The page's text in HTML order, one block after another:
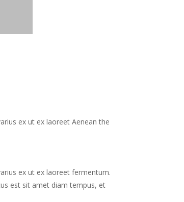
ex ut ex laoreet Aenean the
ex ut ex laoreet fermentum.
est sit amet diam tempus, et